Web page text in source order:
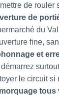
de rouler
de
du
fine,
et
démarrez
le circuit si
tous